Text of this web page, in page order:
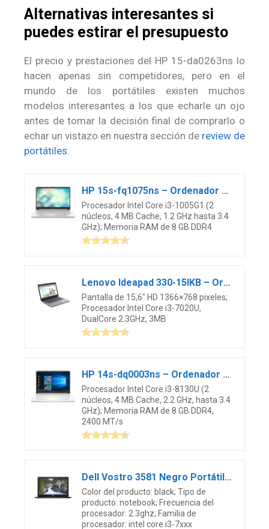
Alternativas interesantes si
puedes estirar el presupuesto
El precio y prestaciones del HP 15-da0263ns lo
hacen apenas sin competidores, pero en el
mundo de los portátiles existen muchos
modelos interesantes a los que echarle un ojo
antes de tomar la decisión final de comprarlo o
echar un vistazo en nuestra sección de review de
portátiles
HP 15s-fq1075ns – Ordenador portátil de 15.6″ HD (Intel Core i3-1005G1, 8GB RAM, 256GB SSD, gráficos Intel UHD, sin Sistema operativo) Gris – Teclado QWERTY Español
Procesador Intel Core i3-1005G1 (2
núcleos, 4 MB Cache, 1.2 GHz hasta 3.4
GHz); Memoria RAM de 8 GB DDR4
Lenovo Ideapad 330-15IKB – Ordenador Portátil 15.6″ HD (Intel Core i3-7020U, 8GB RAM, 256GB SSD, Intel HD Graphics 620, sin sistema operativo) negro – Teclado QWERTY Español
Pantalla de 15,6″ HD 1366×768 pixeles;
Procesador Intel Core i3-7020U,
DualCore 2.3GHz, 3MB
HP 14s-dq0003ns – Ordenador portátil 14″ HD (Intel Core i3-8130U, 8 GB RAM, 512 GB SSD, Intel UHD Graphics 620, Windows 10 Home) Blanco – Teclado QWERTY Español
Procesador Intel Core i3-8130U (2
núcleos, 4 MB Cache, 2.2 GHz, hasta 3.4
GHz); Memoria RAM de 8 GB DDR4,
2400 MT/s
Dell Vostro 3581 Negro Portátil 39, 6 cm (15.6″) 1366 x 768 Pixeles 2, 3 GHz 7ª generación de procesadores Intel Core™ i3 i3-7020U
Color del producto: black; Tipo de
producto: notebook; Frecuencia del
procesador: 2.3ghz; Familia de
procesador: intel core i3-7xxx